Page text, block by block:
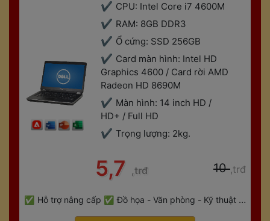
CPU: Intel Core i7 4600M
RAM: 8GB DDR3
Ổ cứng: SSD 256GB
Card màn hình: Intel HD
Graphics 4600 / Card rời AMD
Radeon HD 8690M
Màn hình: 14 inch HD /
HD+ / Full HD
Trọng lượng: 2kg.
5,7 ,trđ 10 ,trđ
Hỗ trợ nâng cấp
Đồ họa - Văn phòng - Kỹ thuật -